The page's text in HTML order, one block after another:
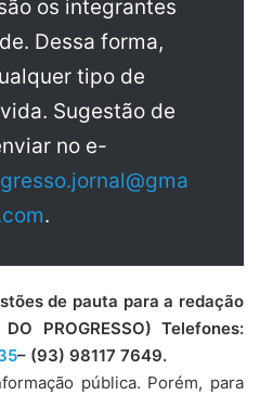
os integrantes
Dessa forma,
tipo de
Sugestão de
no e-
.
de pauta para a redação
PROGRESSO) Telefones:
– (93) 98117 7649.
pública. Porém, para